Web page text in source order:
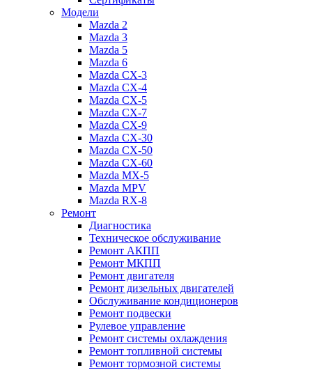
Модели
Mazda 2
Mazda 3
Mazda 5
Mazda 6
Mazda СХ-3
Mazda СХ-4
Mazda СХ-5
Mazda CX-7
Mazda CX-9
Mazda CX-30
Mazda СХ-50
Mazda СХ-60
Mazda MX-5
Mazda MPV
Mazda RX-8
Ремонт
Диагностика
Техническое обслуживание
Ремонт АКПП
Ремонт МКПП
Ремонт двигателя
Ремонт дизельных двигателей
Обслуживание кондиционеров
Ремонт подвески
Рулевое управление
Ремонт системы охлаждения
Ремонт топливной системы
Ремонт тормозной системы